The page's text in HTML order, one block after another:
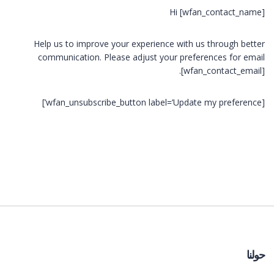
Hi [wfan_contact_name]
Help us to improve your experience with us through better
communication. Please adjust your preferences for email
[wfan_contact_email].
[wfan_unsubscribe_button label=’Update my preference’]
حولنا